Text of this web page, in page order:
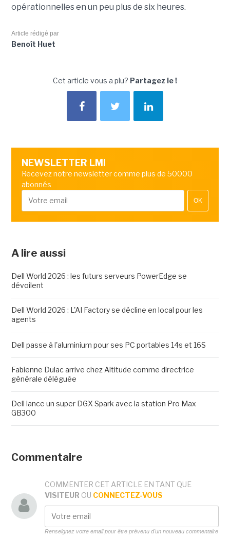
opérationnelles en un peu plus de six heures.
Article rédigé par
Benoît Huet
Cet article vous a plu? Partagez le !
NEWSLETTER LMI
Recevez notre newsletter comme plus de 50000
abonnés
OK
A lire aussi
Dell World 2026 : les futurs serveurs PowerEdge se
dévoilent
Dell World 2026 : L'AI Factory se décline en local pour les
agents
Dell passe à l'aluminium pour ses PC portables 14s et 16S
Fabienne Dulac arrive chez Altitude comme directrice
générale déléguée
Dell lance un super DGX Spark avec la station Pro Max
GB300
Commentaire
COMMENTER CET ARTICLE EN TANT QUE
VISITEUR OU CONNECTEZ-VOUS
Renseignez votre email pour être prévenu d'un nouveau commentaire